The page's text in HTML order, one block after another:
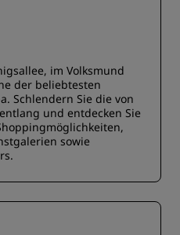
im Volksmund
der beliebtesten
Schlendern Sie die von
und entdecken Sie
sowie